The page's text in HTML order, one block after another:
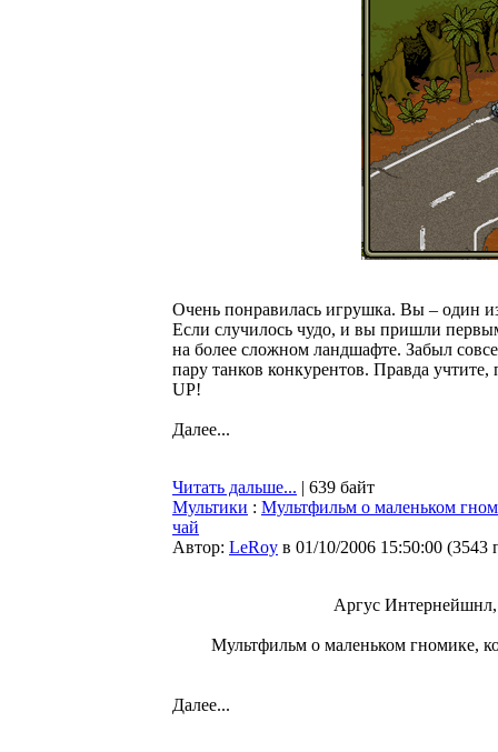
Очень понравилась игрушка. Вы – один
Если случилось чудо, и вы пришли
на более сложном ландшафте. Забыл
пару танков конкурентов. Правда
UP!
Далее...
Читать дальше... | 639 байт
Мультики : Мультфильм о маленьком
чай
Автор: LeRoy в 01/10/2006 15:50:00 (3543
Аргус Интернейшнл,
Мультфильм о маленьком гномике,
Далее...